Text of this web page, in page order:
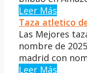
Leer Más
Taza atletico
Las Mejores
nombre de
madrid con
Leer Más